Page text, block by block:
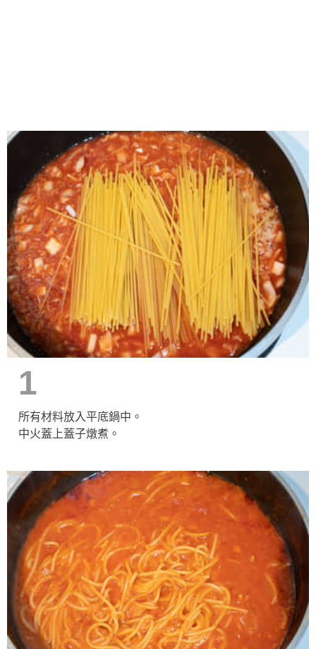
1
所有材料放入平底鍋中。
中火蓋上蓋子燉煮。